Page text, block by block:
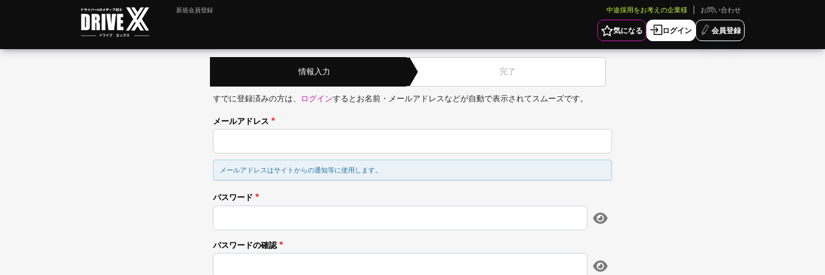
新規会員登録 中途採用をお考えの企業様 お問い合わせ
気になる ログイン 会員登録
情報入力 完了
すでに登録済みの方は、 ログインするとお名前・メールアドレスなどが自動で表示されてスムーズです。
メールアドレス
メールアドレスはサイトからの通知等に使用します。
パスワード
パスワードの確認